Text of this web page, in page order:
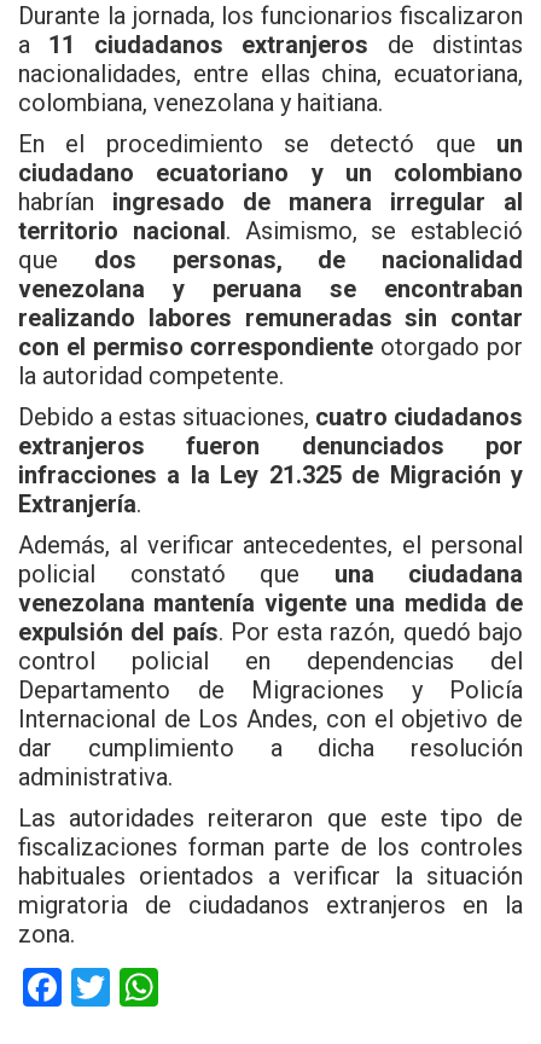
Durante la jornada, los funcionarios fiscalizaron
a 11 ciudadanos extranjeros de distintas
nacionalidades, entre ellas china, ecuatoriana,
colombiana, venezolana y haitiana.
En el procedimiento se detectó que un
ciudadano ecuatoriano y un colombiano
habrían ingresado de manera irregular al
territorio nacional. Asimismo, se estableció
que dos personas, de nacionalidad
venezolana y peruana se encontraban
realizando labores remuneradas sin contar
con el permiso correspondiente otorgado por
la autoridad competente.
Debido a estas situaciones, cuatro ciudadanos
extranjeros fueron denunciados por
infracciones a la Ley 21.325 de Migración y
Extranjería.
Además, al verificar antecedentes, el personal
policial constató que una ciudadana
venezolana mantenía vigente una medida de
expulsión del país. Por esta razón, quedó bajo
control policial en dependencias del
Departamento de Migraciones y Policía
Internacional de Los Andes, con el objetivo de
dar cumplimiento a dicha resolución
administrativa.
Las autoridades reiteraron que este tipo de
fiscalizaciones forman parte de los controles
habituales orientados a verificar la situación
migratoria de ciudadanos extranjeros en la
zona.
F
T